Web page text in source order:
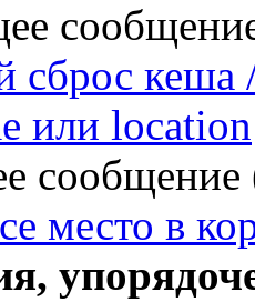
сброс кеша
или location
сообщение
место в